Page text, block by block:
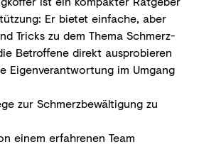
Er bietet einfache, aber
Tricks zu dem Thema Schmerz-
Betroffene direkt ausprobieren
Eigenverantwortung im Umgang
zur Schmerzbewältigung zu
einem erfahrenen Team